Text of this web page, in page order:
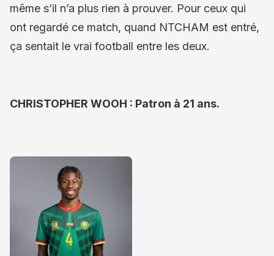
même s’il n’a plus rien à prouver. Pour ceux qui
ont regardé ce match, quand NTCHAM est entré,
ça sentait le vrai football entre les deux.
CHRISTOPHER WOOH : Patron à 21 ans.